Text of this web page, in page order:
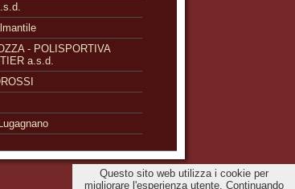
- POLISPORTIVA
a.s.d.
Questo sito web utilizza i cookie per
migliorare l'esperienza utente. Continuando